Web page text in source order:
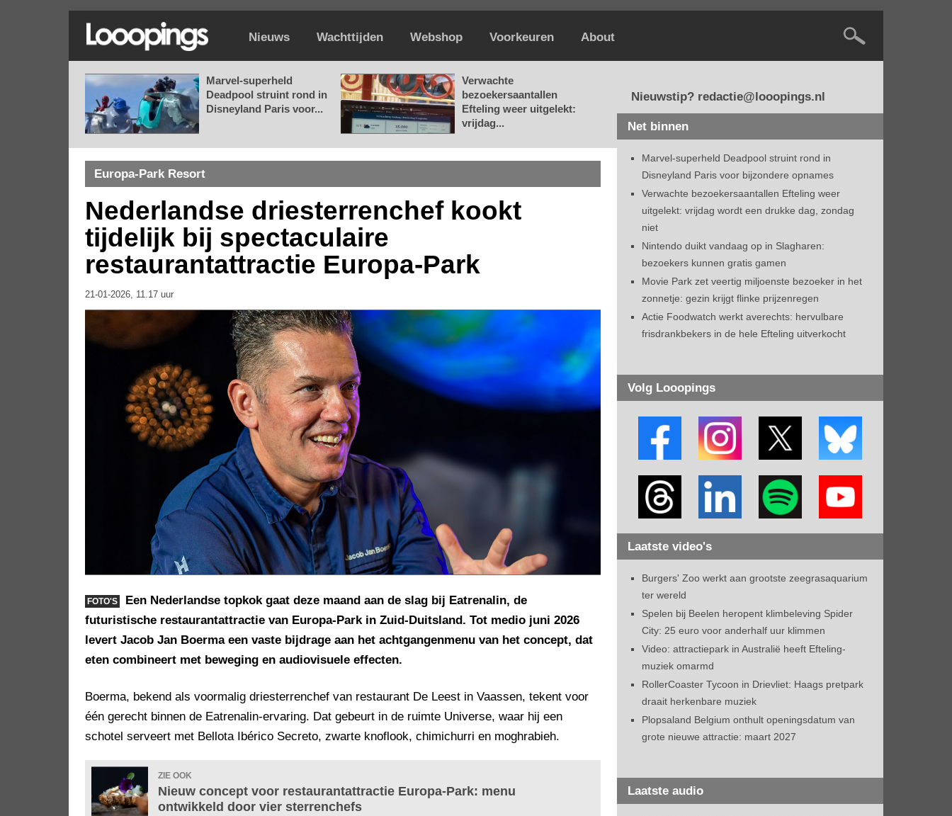
Nieuws Wachttijden Webshop Voorkeuren About
Marvel-superheld
Deadpool struint rond in
Disneyland Paris voor...
Verwachte
bezoekersaantallen
Efteling weer uitgelekt:
vrijdag...
Europa-Park Resort
Nederlandse driesterrenchef kookt
tijdelijk bij spectaculaire
restaurantattractie Europa-Park
21-01-2026, 11.17 uur
FOTO'S
Een Nederlandse topkok gaat deze maand aan de slag bij Eatrenalin, de
futuristische restaurantattractie van Europa-Park in Zuid-Duitsland. Tot medio juni 2026
levert Jacob Jan Boerma een vaste bijdrage aan het achtgangenmenu van het concept, dat
eten combineert met beweging en audiovisuele effecten.
Boerma, bekend als voormalig driesterrenchef van restaurant De Leest in Vaassen, tekent voor
één gerecht binnen de Eatrenalin-ervaring. Dat gebeurt in de ruimte Universe, waar hij een
schotel serveert met Bellota Ibérico Secreto, zwarte knoflook, chimichurri en moghrabieh.
ZIE OOK
Nieuw concept voor restaurantattractie Europa-Park: menu
ontwikkeld door vier sterrenchefs
Nieuwstip? redactie@looopings.nl
Net binnen
Marvel-superheld Deadpool struint rond in
Disneyland Paris voor bijzondere opnames
Verwachte bezoekersaantallen Efteling weer
uitgelekt: vrijdag wordt een drukke dag, zondag
niet
Nintendo duikt vandaag op in Slagharen:
bezoekers kunnen gratis gamen
Movie Park zet veertig miljoenste bezoeker in het
zonnetje: gezin krijgt flinke prijzenregen
Actie Foodwatch werkt averechts: hervulbare
frisdrankbekers in de hele Efteling uitverkocht
Volg Looopings
Laatste video's
Burgers' Zoo werkt aan grootste zeegrasaquarium
ter wereld
Spelen bij Beelen heropent klimbeleving Spider
City: 25 euro voor anderhalf uur klimmen
Video: attractiepark in Australië heeft Efteling-
muziek omarmd
RollerCoaster Tycoon in Drievliet: Haags pretpark
draait herkenbare muziek
Plopsaland Belgium onthult openingsdatum van
grote nieuwe attractie: maart 2027
Laatste audio